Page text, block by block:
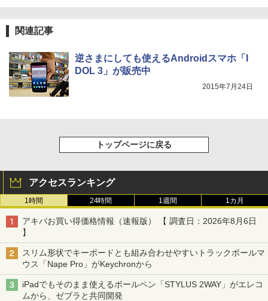
関連記事
逆さまにしても使えるAndroidスマホ「I
DOL 3」が販売中
2015年7月24日
トップページに戻る
アクセスランキング
1時間 24時間 1週間 1カ月
アキバお買い得価格情報（速報版） 【 調査日：2026年8月6日
】
スリム形状でキーボードとも組み合わせやすいトラックボールマ
ウス「Nape Pro」がKeychronから
iPadでもそのまま使えるボールペン「STYLUS 2WAY」がエレコ
ムから、ゼブラと共同開発